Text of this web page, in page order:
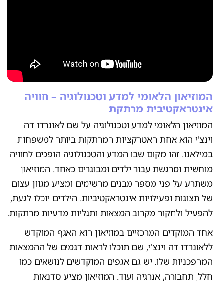
המוזיאון הלאומי למדע וטכנולוגיה – חוויה
אינטראקטיבית מרתקת
המוזיאון הלאומי למדע וטכנולוגיה על שם לאונרדו דה
וינצ'י הוא אחת האטרקציות המרתקות ביותר למשפחות
במילאנו. זהו מקום שבו המדע והטכנולוגיה הופכים לחוויה
מוחשית ומרגשת עבור ילדים ומבוגרים כאחד. המוזיאון
משתרע על פני מספר מבנים מרשימים ומציע מגוון עצום
של תצוגות ופעילויות אינטראקטיביות. הילדים יוכלו לגעת,
להפעיל ולחקור מקרוב המצאות ותגליות מדעיות מרתקות.
אחד המוקדים המרכזיים במוזיאון הוא האגף המוקדש
ללאונרדו דה וינצ'י, שם תוכלו לראות דגמים של ההמצאות
המהפכניות שלו. יש גם אגפים המוקדשים לנושאים כמו
חלל, תחבורה, אנרגיה ועוד. המוזיאון מציע סדנאות